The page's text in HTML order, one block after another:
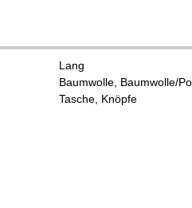
Lang
Baumwolle, Baumwolle/
Tasche, Knöpfe